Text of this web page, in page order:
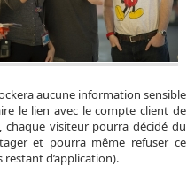
aucune information sensible
le lien avec le compte client de
chaque visiteur pourra décidé du
et pourra même refuser ce
d’application).